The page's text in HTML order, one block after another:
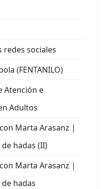
redes sociales
(FENTANILO)
Atención e
Adultos
Marta Arasanz |
hadas (II)
Marta Arasanz |
hadas